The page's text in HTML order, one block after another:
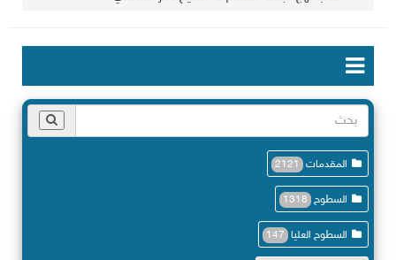
المقدمات 2121
السطوح 1318
السطوح العليا 147